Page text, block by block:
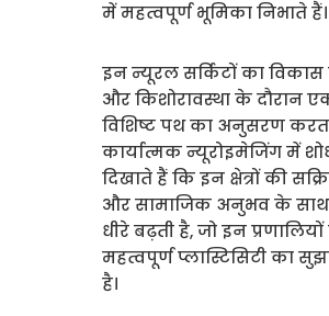
में महत्वपूर्ण भूमिका निभाते हैं।
इन न्यूरल सर्किटों का
और किशोरावस्था के दौरान
विशिष्ट पथ का अनुसरण
कार्यात्मक न्यूरोइमेजिंग में
दिखाते हैं कि इन क्षेत्रों की
और सामाजिक अनुभव के साथ
धीरे बढ़ती है, जो इन
महत्वपूर्ण प्लास्टिसिटी का
है।